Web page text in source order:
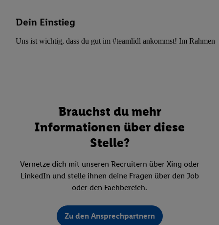
Dein Einstieg
Uns ist wichtig, dass du gut im #teamlidl ankommst! Im Rahmen
Brauchst du mehr
Informationen über diese
Stelle?
Vernetze dich mit unseren Recruitern über Xing oder
LinkedIn und stelle ihnen deine Fragen über den Job
oder den Fachbereich.
Zu den Ansprechpartnern